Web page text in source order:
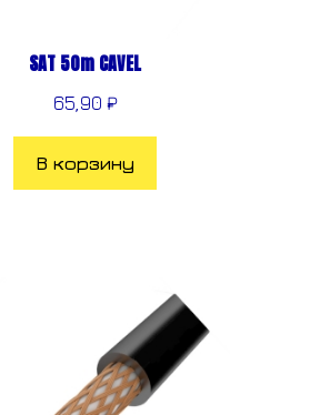
SAT 50m CAVEL
65,90 ₽
В корзину